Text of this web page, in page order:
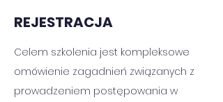
REJESTRACJA
Celem szkolenia jest kompleksowe
omówienie zagadnień związanych z
prowadzeniem postępowania w